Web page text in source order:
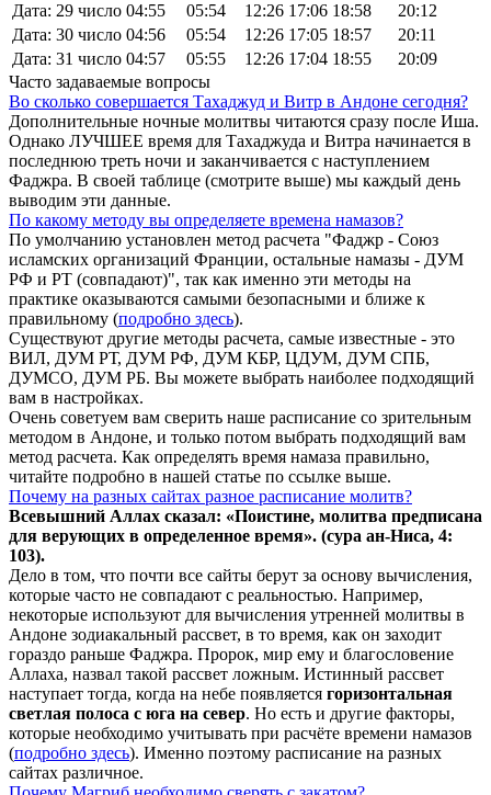
Дата: 29 число 04:55 05:54 12:26 17:06 18:58
20:12
Дата: 30 число 04:56 05:54 12:26 17:05 18:57
20:11
Дата: 31 число 04:57 05:55 12:26 17:04 18:55
20:09
Часто задаваемые вопросы
Во сколько совершается Тахаджуд и Витр в Андоне сегодня?
Дополнительные ночные молитвы читаются сразу после Иша.
Однако ЛУЧШЕЕ время для Тахаджуда и Витра начинается в
последнюю треть ночи и заканчивается с наступлением
Фаджра. В своей таблице (смотрите выше) мы каждый день
выводим эти данные.
По какому методу вы определяете времена намазов?
По умолчанию установлен метод расчета "Фаджр - Союз
исламских организаций Франции, остальные намазы - ДУМ
РФ и РТ (совпадают)", так как именно эти методы на
практике оказываются самыми безопасными и ближе к
правильному (подробно здесь).
Существуют другие методы расчета, самые известные - это
ВИЛ, ДУМ РТ, ДУМ РФ, ДУМ КБР, ЦДУМ, ДУМ СПБ,
ДУМСО, ДУМ РБ. Вы можете выбрать наиболее подходящий
вам в настройках.
Очень советуем вам сверить наше расписание со зрительным
методом в Андоне, и только потом выбрать подходящий вам
метод расчета. Как определять время намаза правильно,
читайте подробно в нашей статье по ссылке выше.
Почему на разных сайтах разное расписание молитв?
Всевышний Аллах сказал: «Поистине, молитва предписана
для верующих в определенное время». (сура ан-Ниса, 4:
103).
Дело в том, что почти все сайты берут за основу вычисления,
которые часто не совпадают с реальностью. Например,
некоторые используют для вычисления утренней молитвы в
Андоне зодиакальный рассвет, в то время, как он заходит
гораздо раньше Фаджра. Пророк, мир ему и благословение
Аллаха, назвал такой рассвет ложным. Истинный рассвет
наступает тогда, когда на небе появляется горизонтальная
светлая полоса с юга на север. Но есть и другие факторы,
которые необходимо учитывать при расчёте времени намазов
(подробно здесь). Именно поэтому расписание на разных
сайтах различное.